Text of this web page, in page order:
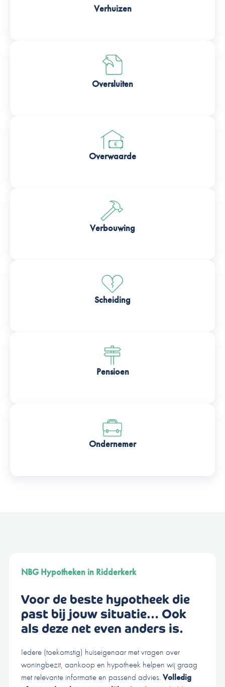
Verhuizen
Oversluiten
Overwaarde
Verbouwing
Scheiding
Pensioen
Ondernemer
NBG Hypotheken in Ridderkerk
Voor de beste hypotheek die
past bij jouw situatie… Ook
als deze net even anders is.
Iedere (toekomstig) huiseigenaar met vragen over
woningbezit, aankoop en hypotheek helpen wij graag
met relevante informatie en passend advies.Volledig